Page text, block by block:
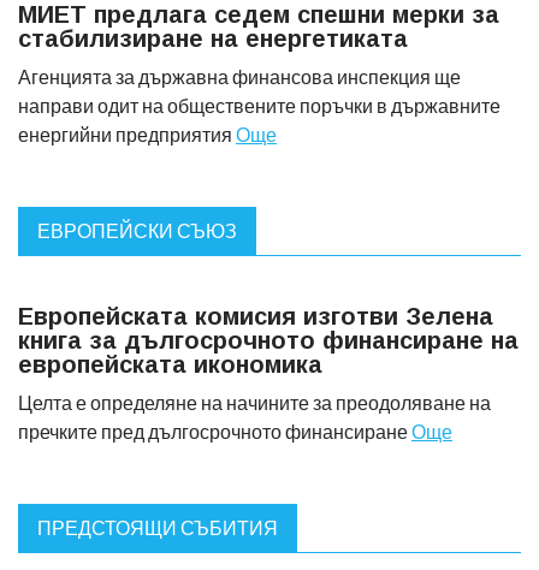
МИЕТ предлага седем спешни мерки за
стабилизиране на енергетиката
Агенцията за държавна финансова инспекция ще
направи одит на обществените поръчки в държавните
енергийни предприятия Още
ЕВРОПЕЙСКИ СЪЮЗ
Европейската комисия изготви Зелена
книга за дългосрочното финансиране на
европейската икономика
Целта е определяне на начините за преодоляване на
пречките пред дългосрочното финансиранеОще
ПРЕДСТОЯЩИ СЪБИТИЯ